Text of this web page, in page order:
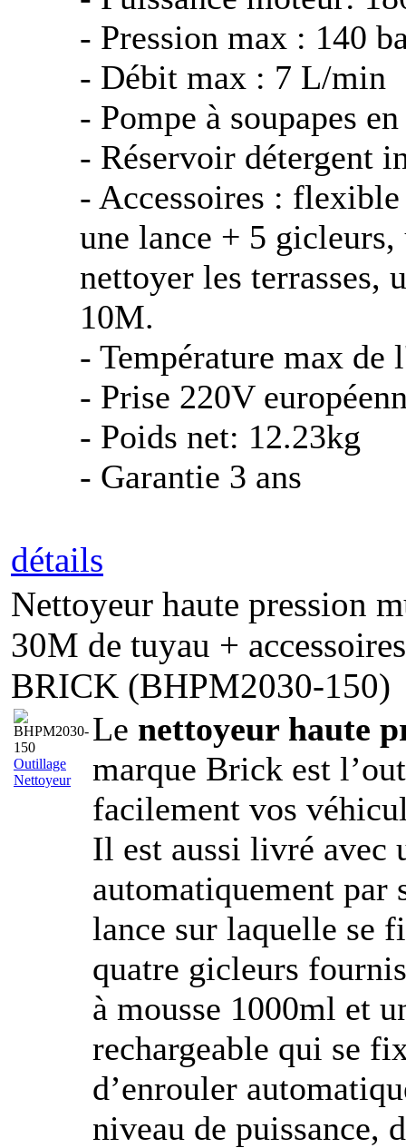
- Pression max : 140
- Débit max : 7 L/min
- Pompe à soupapes
- Réservoir détergent
- Accessoires :
une lance + 5
nettoyer les terrasses,
10M.
- Température max de
- Prise 220V
- Poids net: 12.23kg
- Garantie 3 ans
détails
Nettoyeur haute pression
30M de tuyau + accessoires
BRICK (BHPM2030-150)
Outillage
Nettoyeur
Le nettoyeur haute
marque Brick est
facilement vos
Il est aussi livré avec
automatiquement par
lance sur laquelle se
quatre gicleurs
à mousse 1000ml et
rechargeable qui se
d’enrouler
niveau de puissance,